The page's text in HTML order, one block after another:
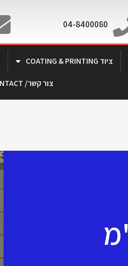
04-8400080
ציוד COATING & PRINTING
צור קשר/ CONTACT